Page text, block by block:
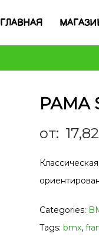
ГЛАВНАЯ
РАМА
от:
Categories:
Tags: bmx,